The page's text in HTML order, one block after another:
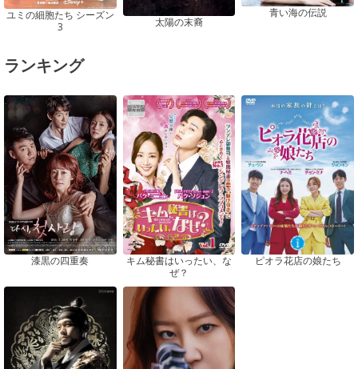
ユミの細胞たち シーズン
3
太陽の末裔
青い海の伝説
ランキング
漆黒の四重奏
キム秘書はいったい、な
ぜ？
ピオラ花店の娘たち